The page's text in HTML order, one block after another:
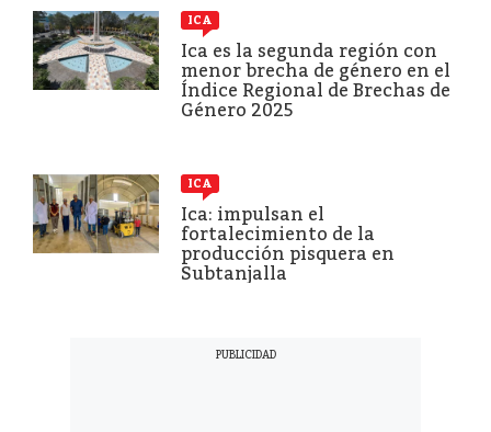
ICA
Ica es la segunda región con
menor brecha de género en el
Índice Regional de Brechas de
Género 2025
ICA
Ica: impulsan el
fortalecimiento de la
producción pisquera en
Subtanjalla